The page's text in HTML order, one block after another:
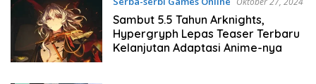
Sambut 5.5 Tahun Arknights,
Hypergryph Lepas Teaser Terbaru
Kelanjutan Adaptasi Anime-nya